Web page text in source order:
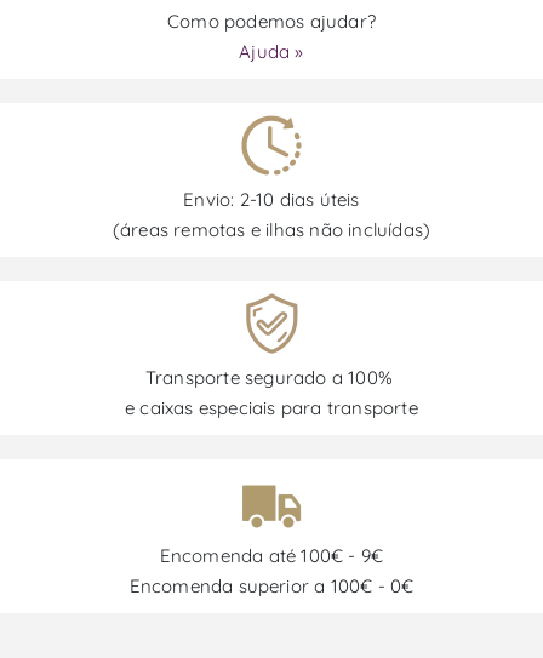
Como podemos ajudar?
Ajuda »
Envio: 2-10 dias úteis
(áreas remotas e ilhas não incluídas)
Transporte segurado a 100%
e caixas especiais para transporte
Encomenda até 100€ - 9€
Encomenda superior a 100€ - 0€